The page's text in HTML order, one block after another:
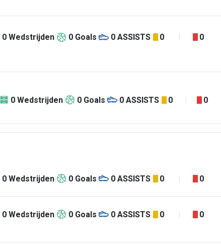
0 Wedstrijden 0 Goals 0 ASSISTS 0 0
0 Wedstrijden 0 Goals 0 ASSISTS 0 0
0 Wedstrijden 0 Goals 0 ASSISTS 0 0
0 Wedstrijden 0 Goals 0 ASSISTS 0 0